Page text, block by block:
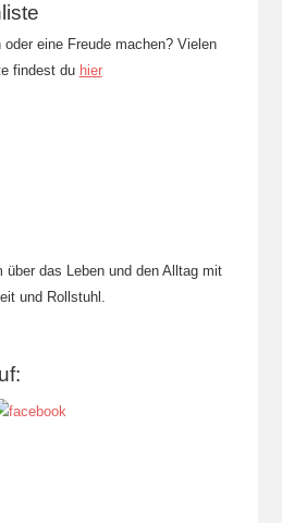
eine Freude machen? Vielen
findest du hier
über das Leben und den Alltag mit
und Rollstuhl.